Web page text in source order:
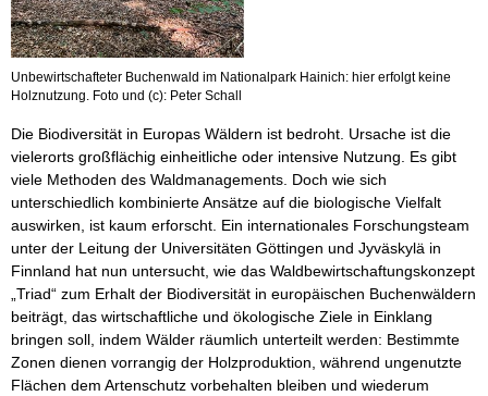
Unbewirtschafteter Buchenwald im Nationalpark Hainich: hier erfolgt keine
Holznutzung. Foto und (c): Peter Schall
Die Biodiversität in Europas Wäldern ist bedroht. Ursache ist die
vielerorts großflächig einheitliche oder intensive Nutzung. Es gibt
viele Methoden des Waldmanagements. Doch wie sich
unterschiedlich kombinierte Ansätze auf die biologische Vielfalt
auswirken, ist kaum erforscht. Ein internationales Forschungsteam
unter der Leitung der Universitäten Göttingen und Jyväskylä in
Finnland hat nun untersucht, wie das Waldbewirtschaftungskonzept
„Triad“ zum Erhalt der Biodiversität in europäischen Buchenwäldern
beiträgt, das wirtschaftliche und ökologische Ziele in Einklang
bringen soll, indem Wälder räumlich unterteilt werden: Bestimmte
Zonen dienen vorrangig der Holzproduktion, während ungenutzte
Flächen dem Artenschutz vorbehalten bleiben und wiederum